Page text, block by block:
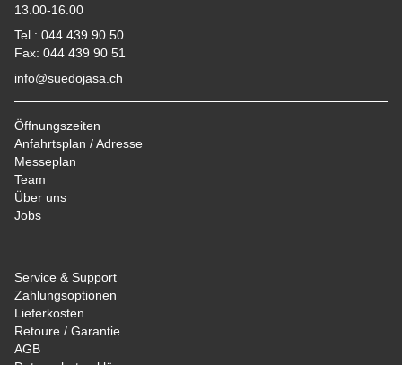
13.00-16.00
Tel.: 044 439 90 50
Fax: 044 439 90 51
info@suedojasa.ch
Öffnungszeiten
Anfahrtsplan / Adresse
Messeplan
Team
Über uns
Jobs
Service & Support
Zahlungsoptionen
Lieferkosten
Retoure / Garantie
AGB